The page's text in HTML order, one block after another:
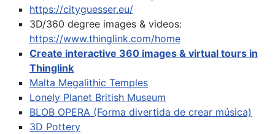
https://cityguesser.eu/
3D/360 degree images & videos:
https://www.thinglink.com/home
Create interactive 360 images & virtual tours in
Thinglink
Malta Megalithic Temples
Lonely Planet British Museum
BLOB OPERA (Forma divertida de crear música)
3D Pottery